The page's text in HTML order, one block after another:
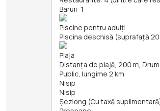
Baruri: 1
Piscine pentru adulți
Piscina deschisă (suprafață
Plaja
Distanța de plajă, 200 m, Drum
Public, lungime 2 km
Nisip
Nisip
Șezlong (Cu taxă